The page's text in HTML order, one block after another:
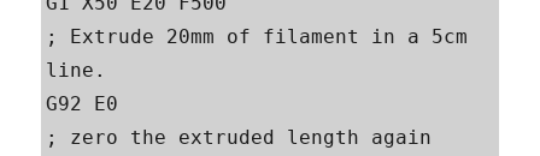
; Extrude 20mm of filament in a 5cm
line.
G92 E0
; zero the extruded length again